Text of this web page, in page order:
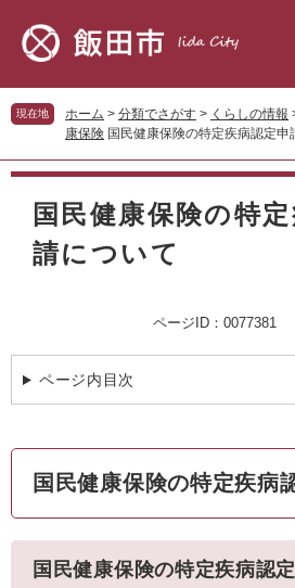
先
頭
す。
を
飛
し
現在地 ホーム > 分類でさがす > くらしの情報
康保険 国民健康保険の特定疾病認定申
本
国民健康保険の特
請について
ページID：0077381
ページ内目次
国民健康保険の特定疾病
国民健康保険の特定疾病認